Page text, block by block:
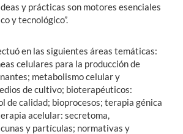
y prácticas son motores esenciales
y tecnológico”.
en las siguientes áreas temáticas:
celulares para la producción de
metabolismo celular y
de cultivo; bioterapéuticos:
de calidad; bioprocesos; terapia génica
acelular: secretoma,
y partículas; normativas y